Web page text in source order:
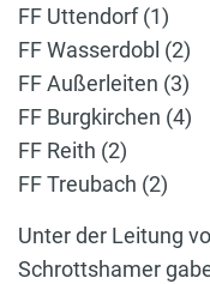
FF Uttendorf (1)
FF Wasserdobl (2)
FF Außerleiten (3)
FF Burgkirchen (4)
FF Reith (2)
FF Treubach (2)
Unter der Leitung
Schrottshamer